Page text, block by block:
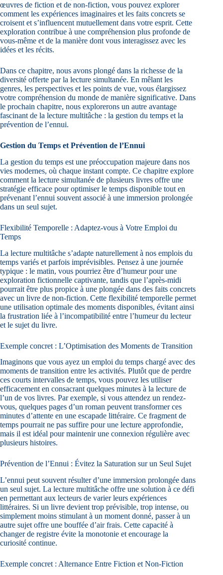
œuvres de fiction et de non-fiction, vous pouvez explorer
comment les expériences imaginaires et les faits concrets se
croisent et s’influencent mutuellement dans votre esprit. Cette
exploration contribue à une compréhension plus profonde de
vous-même et de la manière dont vous interagissez avec les
idées et les récits.
Dans ce chapitre, nous avons plongé dans la richesse de la
diversité offerte par la lecture simultanée. En mêlant les
genres, les perspectives et les points de vue, vous élargissez
votre compréhension du monde de manière significative. Dans
le prochain chapitre, nous explorerons un autre avantage
fascinant de la lecture multitâche : la gestion du temps et la
prévention de l’ennui.
Gestion du Temps et Prévention de l’Ennui
La gestion du temps est une préoccupation majeure dans nos
vies modernes, où chaque instant compte. Ce chapitre explore
comment la lecture simultanée de plusieurs livres offre une
stratégie efficace pour optimiser le temps disponible tout en
prévenant l’ennui souvent associé à une immersion prolongée
dans un seul sujet.
Flexibilité Temporelle : Adaptez-vous à Votre Emploi du
Temps
La lecture multitâche s’adapte naturellement à nos emplois du
temps variés et parfois imprévisibles. Pensez à une journée
typique : le matin, vous pourriez être d’humeur pour une
exploration fictionnelle captivante, tandis que l’après-midi
pourrait être plus propice à une plongée dans des faits concrets
avec un livre de non-fiction. Cette flexibilité temporelle permet
une utilisation optimale des moments disponibles, évitant ainsi
la frustration liée à l’incompatibilité entre l’humeur du lecteur
et le sujet du livre.
Exemple concret : L’Optimisation des Moments de Transition
Imaginons que vous ayez un emploi du temps chargé avec des
moments de transition entre les activités. Plutôt que de perdre
ces courts intervalles de temps, vous pouvez les utiliser
efficacement en consacrant quelques minutes à la lecture de
l’un de vos livres. Par exemple, si vous attendez un rendez-
vous, quelques pages d’un roman peuvent transformer ces
minutes d’attente en une escapade littéraire. Ce fragment de
temps pourrait ne pas suffire pour une lecture approfondie,
mais il est idéal pour maintenir une connexion régulière avec
plusieurs histoires.
Prévention de l’Ennui : Évitez la Saturation sur un Seul Sujet
L’ennui peut souvent résulter d’une immersion prolongée dans
un seul sujet. La lecture multitâche offre une solution à ce défi
en permettant aux lecteurs de varier leurs expériences
littéraires. Si un livre devient trop prévisible, trop intense, ou
simplement moins stimulant à un moment donné, passer à un
autre sujet offre une bouffée d’air frais. Cette capacité à
changer de registre évite la monotonie et encourage la
curiosité continue.
Exemple concret : Alternance Entre Fiction et Non-Fiction